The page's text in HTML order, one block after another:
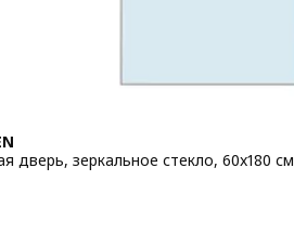
дверь, зеркальное стекло, 60x180 см